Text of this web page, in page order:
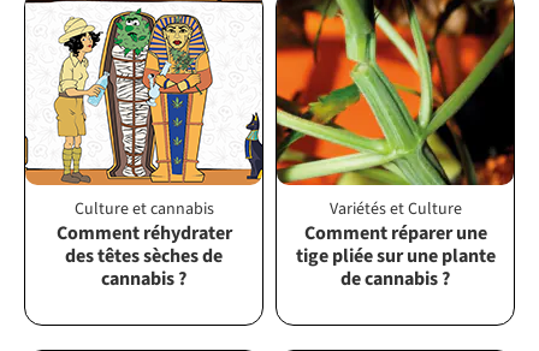
Culture et cannabis
Comment réhydrater
des têtes sèches de
cannabis ?
Variétés et Culture
Comment réparer une
tige pliée sur une plante
de cannabis ?